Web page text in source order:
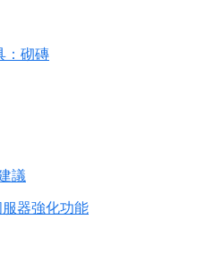
：砌磚
議
器強化功能